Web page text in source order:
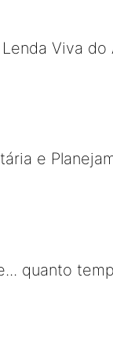
Viva do
e
quanto